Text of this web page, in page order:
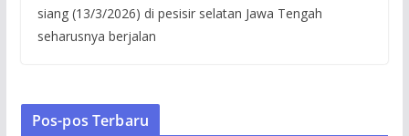
siang (13/3/2026) di pesisir selatan Jawa Tengah
seharusnya berjalan
Pos-pos Terbaru